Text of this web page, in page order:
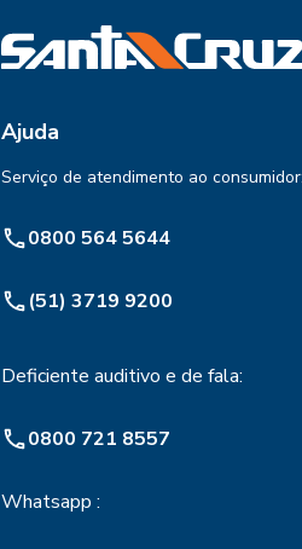
Ajuda
Serviço de atendimento ao consumidor:
0800 564 5644
(51) 3719 9200
Deficiente auditivo e de fala:
0800 721 8557
Whatsapp :